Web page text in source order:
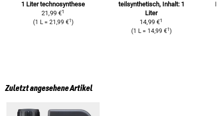
1 Liter technosynthese
21,99 €1
(1 L= 21,99 €1 )
teilsynthetisch, Inhalt: 1
Liter
14,99 €1
(1 L= 14,99 €1 )
Zuletzt angesehene Artikel